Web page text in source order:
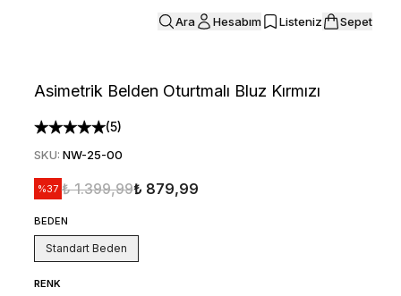
Ara Hesabım Listeniz Sepet
Asimetrik Belden Oturtmalı Bluz Kırmızı
(5)
SKU: NW-25-00
%37 ₺ 1.399,99₺ 879,99
BEDEN
Standart Beden
RENK